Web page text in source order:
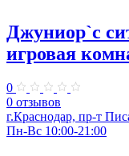
Джуниор`с
игровая
0
0 отзывов
​г.Краснодар, пр-т
Пн-Вс 10:00-21:00